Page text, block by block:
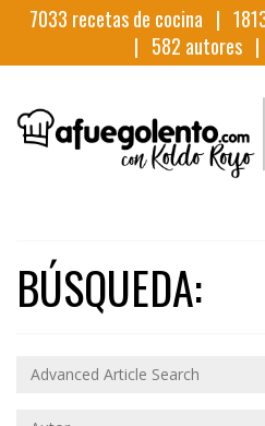
7033 recetas de cocina |
| 582 autores |
BÚSQUEDA: